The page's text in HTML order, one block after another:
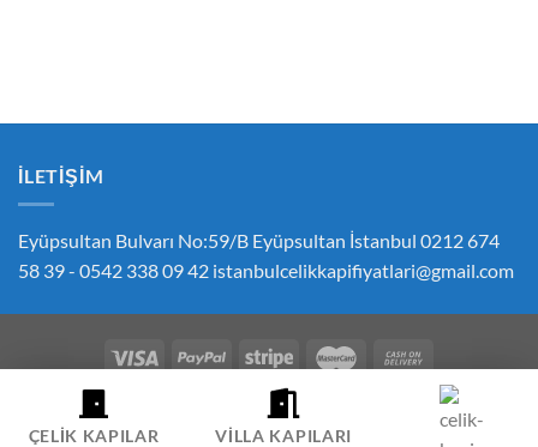
İLETIŞIM
Eyüpsultan Bulvarı No:59/B Eyüpsultan İstanbul 0212 674
58 39 - 0542 338 09 42 istanbulcelikkapifiyatlari@gmail.com
ÇEREZ POLITIKASI GIZLILIK POLITIKASI
İPTAL VE İADE POLITIKASI
ÇELIK KAPI FIYATLARI SIPARIŞ İLETIŞIM
HESABIM
ÇELIK KAPILAR VILLA KAPILARI